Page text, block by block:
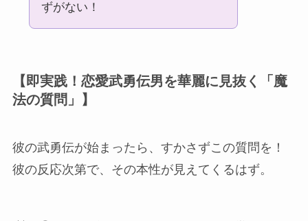
ずがない！
【即実践！恋愛武勇伝男を華麗に見抜く「魔
法の質問」】
彼の武勇伝が始まったら、すかさずこの質問を！
彼の反応次第で、その本性が見えてくるはず。